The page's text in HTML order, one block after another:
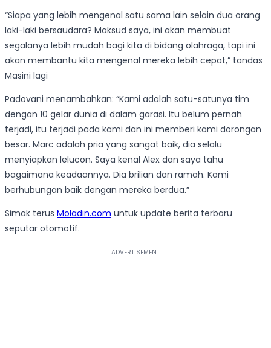
“Siapa yang lebih mengenal satu sama lain selain dua orang
laki-laki bersaudara? Maksud saya, ini akan membuat
segalanya lebih mudah bagi kita di bidang olahraga, tapi ini
akan membantu kita mengenal mereka lebih cepat,” tandas
Masini lagi
Padovani menambahkan: “Kami adalah satu-satunya tim
dengan 10 gelar dunia di dalam garasi. Itu belum pernah
terjadi, itu terjadi pada kami dan ini memberi kami dorongan
besar. Marc adalah pria yang sangat baik, dia selalu
menyiapkan lelucon. Saya kenal Alex dan saya tahu
bagaimana keadaannya. Dia brilian dan ramah. Kami
berhubungan baik dengan mereka berdua.”
Simak terus Moladin.com untuk update berita terbaru
seputar otomotif.